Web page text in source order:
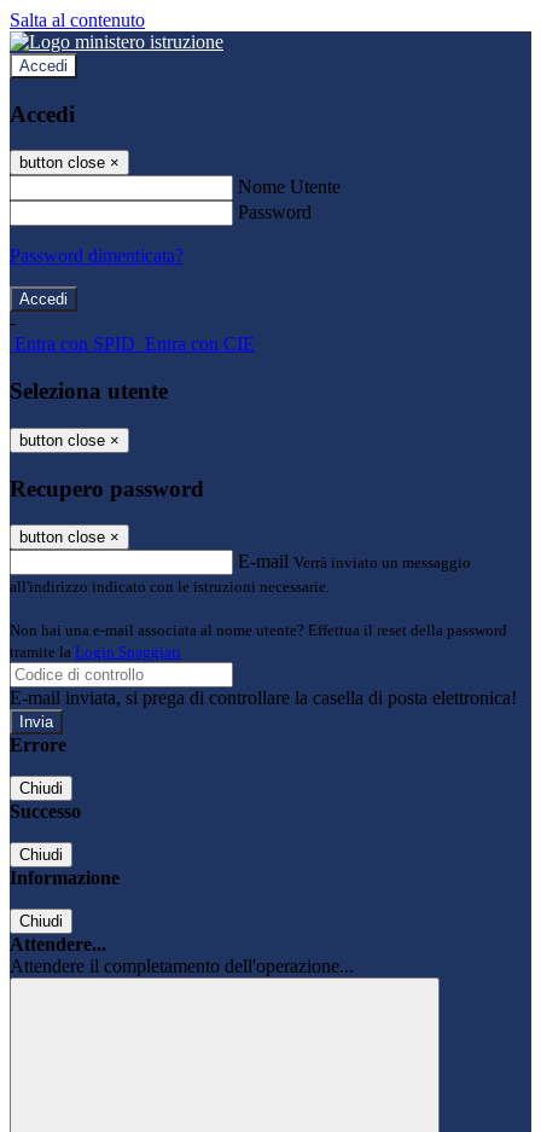
Salta al contenuto
Accedi
Accedi
button close ×
Nome Utente
Password
Password dimenticata?
-
Entra con SPID Entra con CIE
Seleziona utente
button close ×
Recupero password
button close ×
E-mail Verrà inviato un messaggio
all'indirizzo indicato con le istruzioni necessarie.
Non hai una e-mail associata al nome utente? Effettua il reset della password
tramite la Login Spaggiari
E-mail inviata, si prega di controllare la casella di posta elettronica!
Errore
Chiudi
Successo
Chiudi
Informazione
Chiudi
Attendere...
Attendere il completamento dell'operazione...